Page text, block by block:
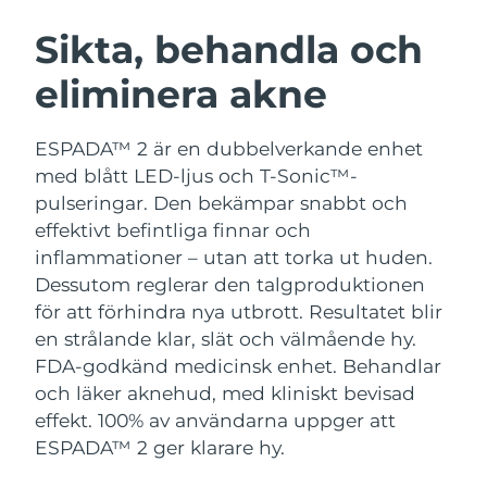
Sikta, behandla och
eliminera akne
ESPADA™ 2 är en dubbelverkande enhet
med blått LED-ljus och T-Sonic™-
pulseringar. Den bekämpar snabbt och
effektivt befintliga finnar och
inflammationer – utan att torka ut huden.
Dessutom reglerar den talgproduktionen
för att förhindra nya utbrott. Resultatet blir
en strålande klar, slät och välmående hy.
FDA-godkänd medicinsk enhet. Behandlar
och läker aknehud, med kliniskt bevisad
effekt. 100% av användarna uppger att
ESPADA™ 2 ger klarare hy.
LUNA™ 4-paket
Anti-aging massage
LUNA™ 4 Plus
Massage, LED heating
LUNA™ 4 Men
For men, anti-aging massage
BEAR™ 2-paket
Microcurrent toning
BEAR™ 2 go
Microcurrent toning on-the-go
BEAR™ 2 eyes & lips
Microcurrent line smoothing device
Återfuktning
UFO™ 3-paket
Deep facial hydration
UFO™ 3 LED
Near-infrared and red light therapy
device
Munvård
issa™ 4
Hybrid silicone sonic toothbrush
issa™ 4 plus
Smart hybrid silicone sonic toothbrush
FAQ™ ANTI-AGING-BEHANDLING
Anti-aging LED-behandlingar
NEW
Österrike Förväntad leverans8/9/26
Bahrain Förväntad leverans
Belgien
Bermuda Förväntad leverans
Bosnien och
Hercegovina
Förväntad leverans8/12/26
Brunei Förväntad leverans8/14/26
Bulgarien Förväntad leverans8/9/26
Kanada Förväntad leverans